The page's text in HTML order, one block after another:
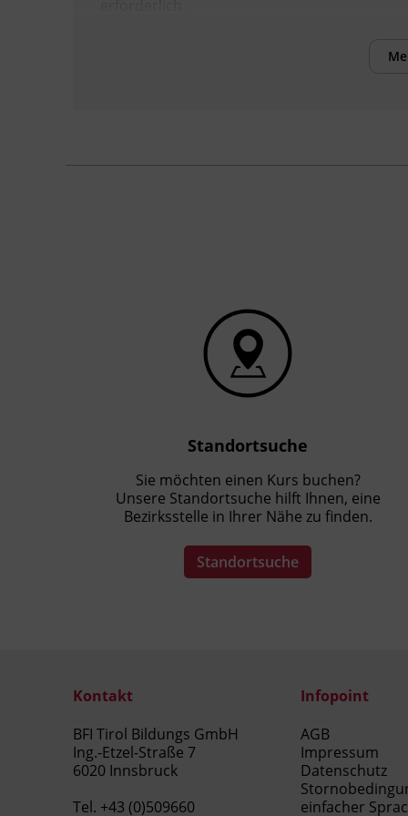
die Grundlagen von
Datenmanagement, Datenqualität
und Datenarchitektur beschreiben.
eine auf die eigenen
Unternehmensziele abgestimmte
entwerfen.
Kursformat
Standortsuche
Sie möchten einen Kurs buchen?
Unsere Standortsuche hilft Ihnen, eine
Bezirksstelle in Ihrer Nähe zu finden.
Standortsuche
Kontakt
BFI Tirol Bildungs GmbH
Ing.-Etzel-Straße 7
6020 Innsbruck
Tel. +43 (0)509660
Infopoint
AGB
Impressum
Datenschutz
einfacher